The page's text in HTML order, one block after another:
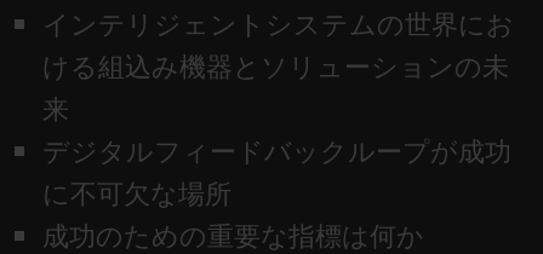
インテリジェントシステムの世界にお
ける組込み機器とソリューションの未
来
デジタルフィードバックループが成功
に不可欠な場所
成功のための重要な指標は何か